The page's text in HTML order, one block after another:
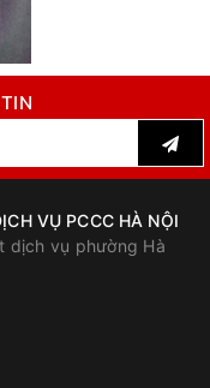
VỤ PCCC HÀ NỘI
dịch vụ phường Hà